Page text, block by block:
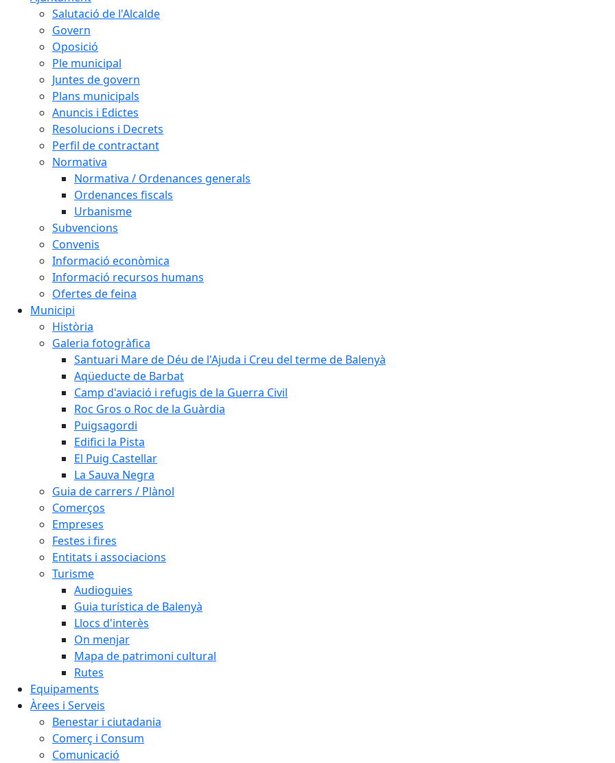
Salutació de l'Alcalde
Govern
Oposició
Ple municipal
Juntes de govern
Plans municipals
Anuncis i Edictes
Resolucions i Decrets
Perfil de contractant
Normativa
Normativa / Ordenances generals
Ordenances fiscals
Urbanisme
Subvencions
Convenis
Informació econòmica
Informació recursos humans
Ofertes de feina
Municipi
Història
Galeria fotogràfica
Santuari Mare de Déu de l'Ajuda i Creu del terme de Balenyà
Aqüeducte de Barbat
Camp d'aviació i refugis de la Guerra Civil
Roc Gros o Roc de la Guàrdia
Puigsagordi
Edifici la Pista
El Puig Castellar
La Sauva Negra
Guia de carrers / Plànol
Comerços
Empreses
Festes i fires
Entitats i associacions
Turisme
Audioguies
Guia turística de Balenyà
Llocs d'interès
On menjar
Mapa de patrimoni cultural
Rutes
Equipaments
Àrees i Serveis
Benestar i ciutadania
Comerç i Consum
Comunicació